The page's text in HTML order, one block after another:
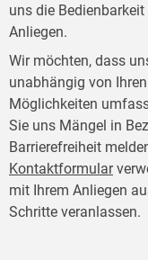
uns die
Anliegen.
Wir möchten, dass
unabhängig von
Möglichkeiten
Sie uns Mängel in
Barrierefreiheit
Kontaktformular
mit Ihrem Anliegen
Schritte veranlassen.